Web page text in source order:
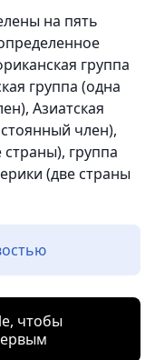
на пять
группа
группа (одна
Азиатская
член),
группа
(две страны
чтобы